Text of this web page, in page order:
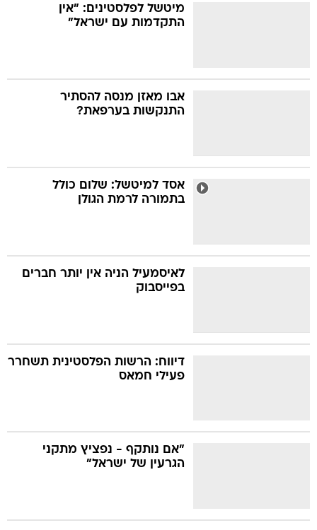
מיטשל לפלסטינים: "אין
התקדמות עם ישראל"
אבו מאזן מנסה להסתיר
התנקשות בערפאת?
אסד למיטשל: שלום כולל
בתמורה לרמת הגולן
לאיסמעיל הניה אין יותר חברים
בפייסבוק
דיווח: הרשות הפלסטינית תשחרר
פעילי חמאס
"אם נותקף - נפציץ מתקני
הגרעין של ישראל"